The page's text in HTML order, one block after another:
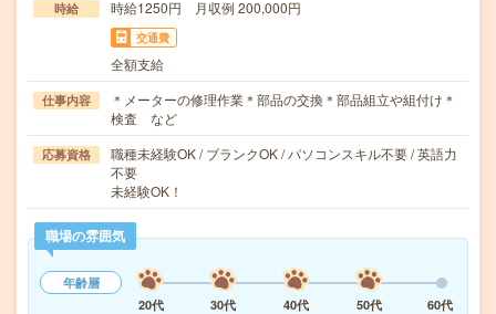
時給 時給1250円 月収例 200,000円
交通費
全額支給
仕事内容
＊メーターの修理作業＊部品の交換＊部品組立や組付け＊
検査 など
応募資格
職種未経験OK / ブランクOK / パソコンスキル不要 / 英語力
不要
未経験OK！
職場の雰囲気
年齢層
20代
30代 40代 50代
60代